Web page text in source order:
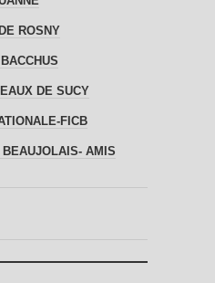
ROSNY
DE SUCY
FICB
AMIS